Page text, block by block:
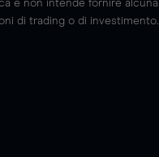
e non intende fornire alcuna
di trading o di investimento.